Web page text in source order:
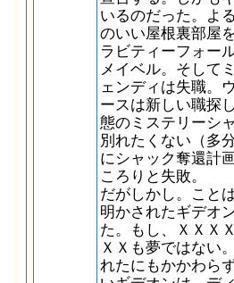
いるのだった。よ
のいい屋根裏部屋
ラビティーフォー
メイベル。そして
ェンディは失職。
ースは新しい職探
態のミステリーシ
別れたくない（多
にシャック奪還計
ころりと失敗。
だがしかし。こと
明かされたギデオ
た。もし、ＸＸＸ
ＸＸも夢ではない
れたにもかかわら